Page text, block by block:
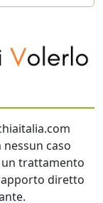
caso
trattamento
diretto